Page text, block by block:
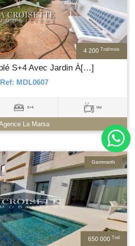
4 200 Tnd/mois
S+4 Avec Jardin À[…]
Ref: MDL0607
S+4 Oui
La Marsa
650 000 Tnd
Gammarth